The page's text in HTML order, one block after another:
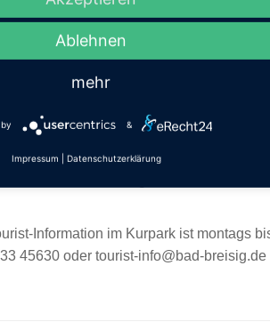
Die beiden sind der Meinung,
Zuhörer kann seine eigene Fantasie
die Geschichten mit Geräuschen,
für die Veranstaltung können
an der Abendkasse für 15 € verkauft.
Maximilian Mangold und Stefan
Information im Kurpark ist montags
45630 oder tourist-info@bad-breisig.de
Ablehnen
mehr
&
Impressum Datenschutzerklärung